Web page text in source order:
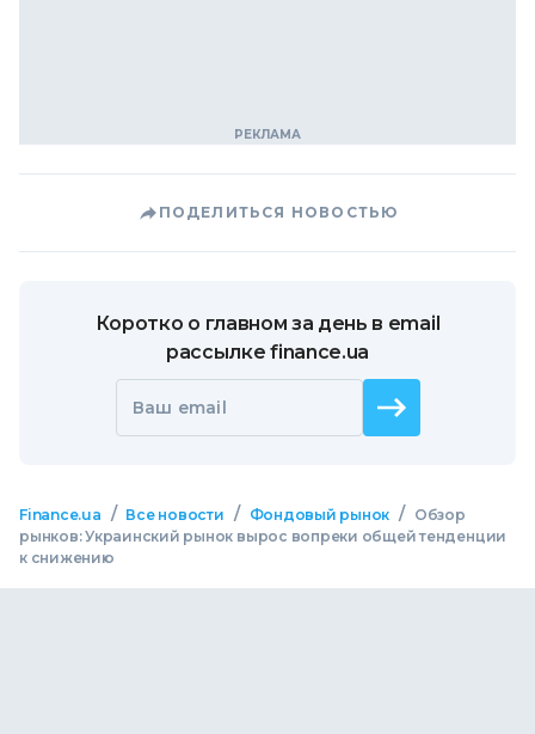
ПОДЕЛИТЬСЯ НОВОСТЬЮ
Коротко о главном за день в email
рассылке finance.ua
Ваш email
Finance.ua / Все новости / Фондовый рынок /
Обзор
рынков: Украинский рынок вырос вопреки общей тенденции
к снижению